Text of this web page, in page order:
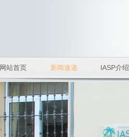
网站首页 新闻速递 IASP介绍